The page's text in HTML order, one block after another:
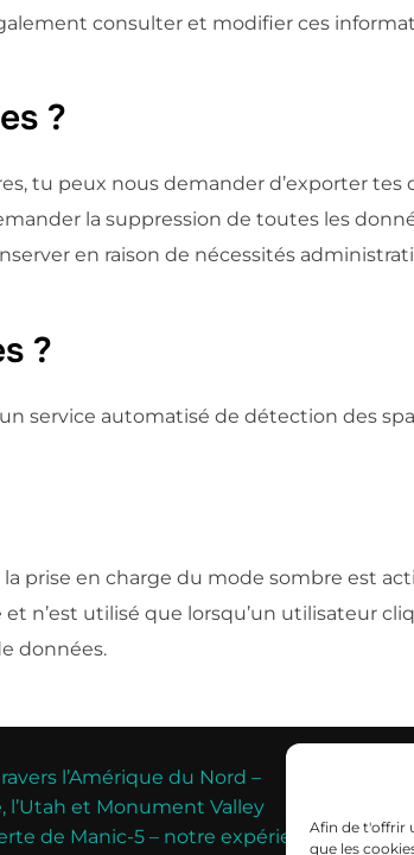
Afin de t'offrir
que les
consulter et modifier ces
?
tu peux nous demander d’exporter
la suppression de toutes les
en raison de nécessités
?
service automatisé de détection des
prise en charge du mode sombre est
n’est utilisé que lorsqu’un utilisateur
données.
l’Amérique du Nord –
l’Utah et Monument Valley
de Manic-5 – notre expérience sur